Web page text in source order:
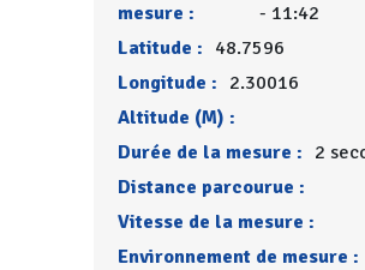
mesure :
- 11:42
Latitude : 48.7596
Longitude : 2.30016
Altitude (M) :
Durée de la mesure : 2
Distance parcourue :
Vitesse de la mesure :
Environnement de mesure :